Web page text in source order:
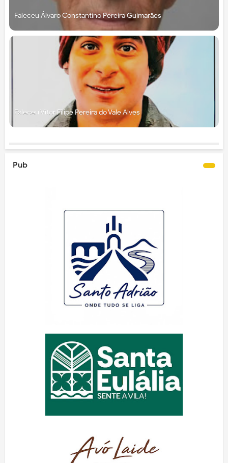
Faleceu Álvaro Constantino Pereira Guimarães
Faleceu Vítor Filipe Pereira do Vale Alves
Pub